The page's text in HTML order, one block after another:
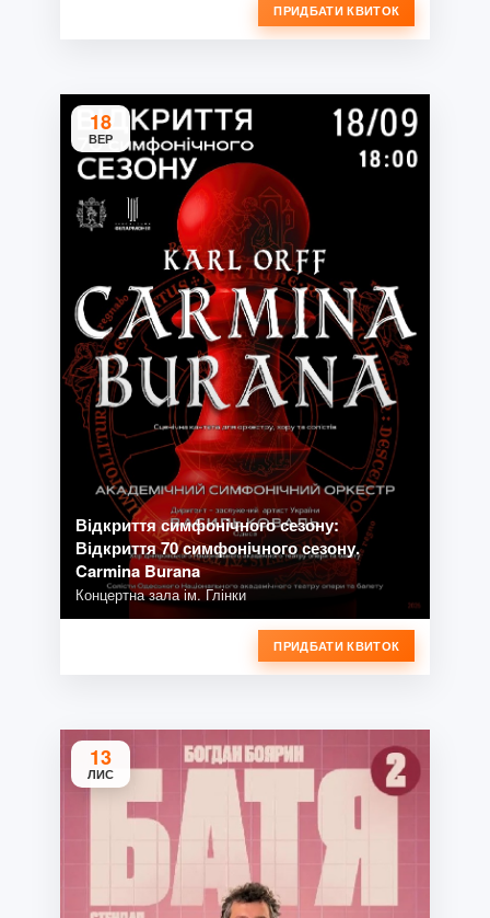
ПРИДБАТИ КВИТОК
18
ВЕР
Відкриття симфонічного сезону:
Відкриття 70 симфонічного сезону.
Carmina Burana
Концертна зала ім. Глінки
ПРИДБАТИ КВИТОК
13
ЛИС